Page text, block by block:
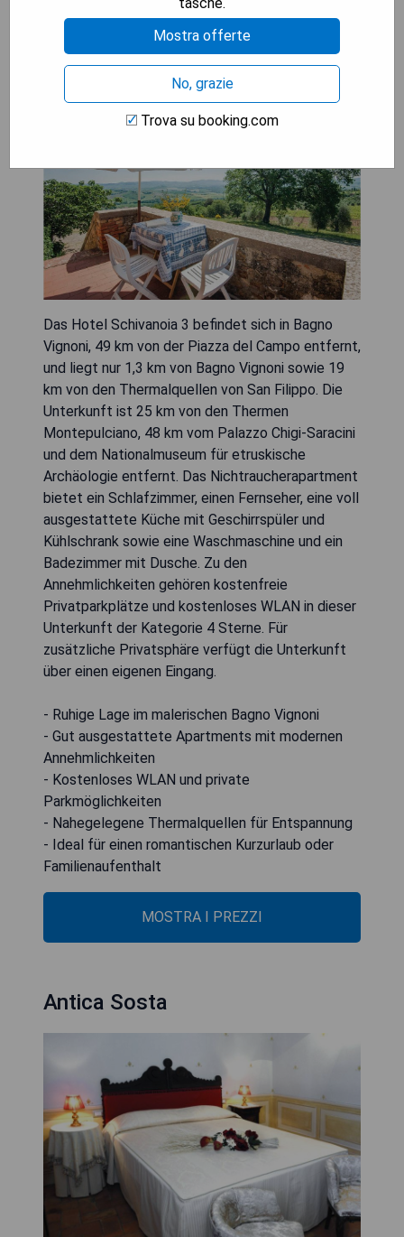
Schivanoia 3
Das Hotel Schivanoia 3 befindet sich in Bagno
Vignoni, 49 km von der Piazza del Campo entfernt,
und liegt nur 1,3 km von Bagno Vignoni sowie 19
km von den Thermalquellen von San Filippo. Die
Unterkunft ist 25 km von den Thermen
Montepulciano, 48 km vom Palazzo Chigi-Saracini
und dem Nationalmuseum für etruskische
Archäologie entfernt. Das Nichtraucherapartment
bietet ein Schlafzimmer, einen Fernseher, eine voll
ausgestattete Küche mit Geschirrspüler und
Kühlschrank sowie eine Waschmaschine und ein
Badezimmer mit Dusche. Zu den
Annehmlichkeiten gehören kostenfreie
Privatparkplätze und kostenloses WLAN in dieser
Unterkunft der Kategorie 4 Sterne. Für
zusätzliche Privatsphäre verfügt die Unterkunft
über einen eigenen Eingang.
- Ruhige Lage im malerischen Bagno Vignoni
- Gut ausgestattete Apartments mit modernen
Annehmlichkeiten
- Kostenloses WLAN und private
Parkmöglichkeiten
- Nahegelegene Thermalquellen für Entspannung
- Ideal für einen romantischen Kurzurlaub oder
Familienaufenthalt
MOSTRA I PREZZI
Antica Sosta
Mostra offerte
No, grazie
Trova su booking.com